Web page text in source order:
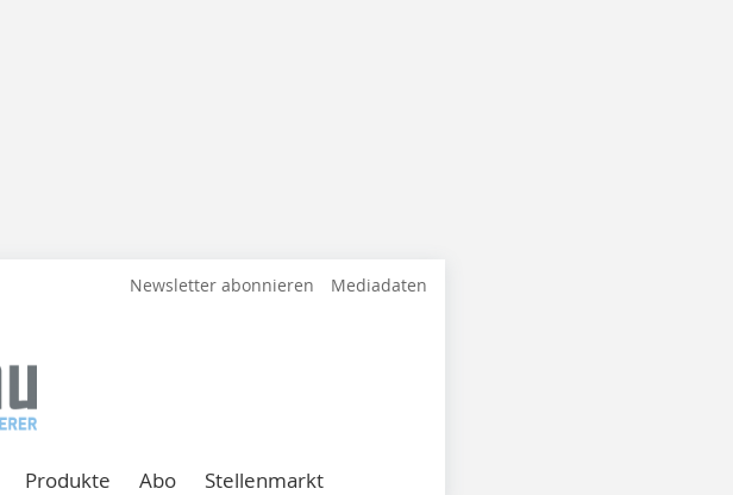
Newsletter abonnieren Mediadaten
Produkte Abo Stellenmarkt